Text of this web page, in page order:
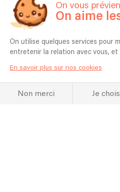
On vous
On aime
On utilise quelques services pour
entretenir la relation avec vous,
En savoir plus sur nos cookies
Non merci Je